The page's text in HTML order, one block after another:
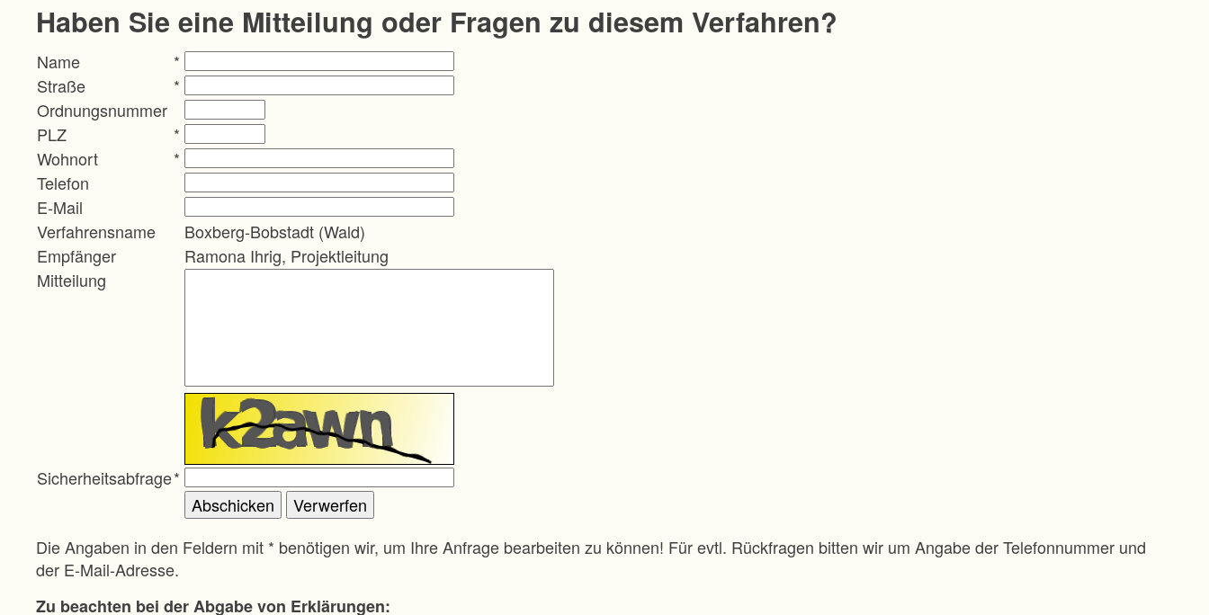
Haben Sie eine Mitteilung oder Fragen zu diesem Verfahren?
Name
*
Straße
*
Ordnungsnummer
PLZ
*
Wohnort
*
Telefon
E-Mail
Verfahrensname
Boxberg-Bobstadt (Wald)
Empfänger
Ramona Ihrig, Projektleitung
Mitteilung
Sicherheitsabfrage*
Die Angaben in den Feldern mit * benötigen wir, um Ihre Anfrage bearbeiten zu können! Für evtl. Rückfragen bitten wir um Angabe der Telefonnummer und
der E-Mail-Adresse.
Zu beachten bei der Abgabe von Erklärungen: